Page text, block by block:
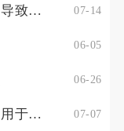
无尽的拉格朗日拉格朗日虚灵会导致什么后果 07-14
06-05
06-26
重新刷副本经验有哪些技巧能够用于鬼泣巅峰之战的成长 07-07